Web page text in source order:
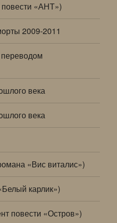
«АНТ»)
2009-2011
века
века
«Вис виталис»)
карлик»)
повести «Остров»)